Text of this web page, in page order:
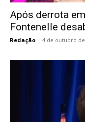
Após derrota
Fontenelle
Redação - 4 de outubro de